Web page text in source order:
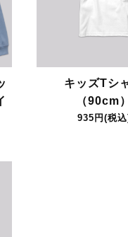
キッズTシ
（90cm）
935円(税